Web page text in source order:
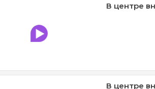
В центре
В центре